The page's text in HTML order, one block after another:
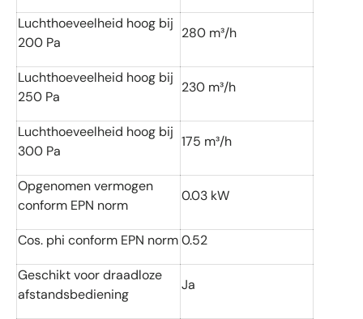
Luchthoeveelheid hoog bij
200 Pa
280 m³/h
Luchthoeveelheid hoog bij
250 Pa
230 m³/h
Luchthoeveelheid hoog bij
300 Pa
175 m³/h
Opgenomen vermogen
conform EPN norm
0.03 kW
Cos. phi conform EPN norm0.52
Geschikt voor draadloze
afstandsbediening
Ja